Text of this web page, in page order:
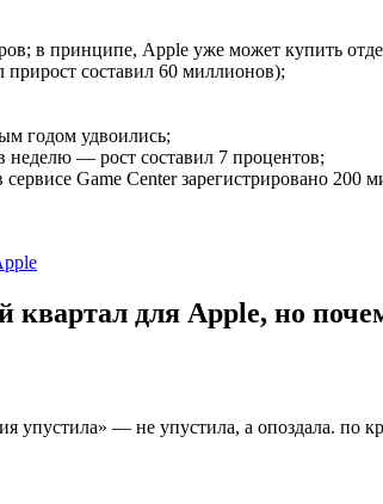
в принципе, Apple уже может купить
прирост составил 60 миллионов);
годом удвоились;
неделю — рост составил 7 процентов;
Game Center зарегистрировано 200
квартал для Apple, но
упустила» — не упустила, а опоздала. по